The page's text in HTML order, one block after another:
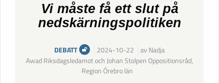
Vi måste få ett slut på
nedskärningspolitiken
DEBATT 2024-10-22
av Nadja
Awad Riksdagsledamot och Johan Stolpen Oppositionsråd,
Region Örebro län